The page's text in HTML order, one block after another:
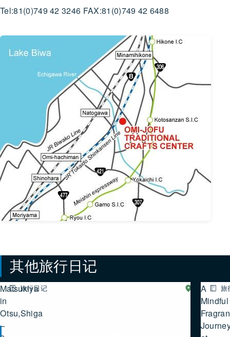
Tel:81(0)749 42 3246 FAX:81(0)749 42 6488
其他旅行日记
Matsukiya
in
Otsu,Shiga
–
旅行日记
A
Mindful
旅